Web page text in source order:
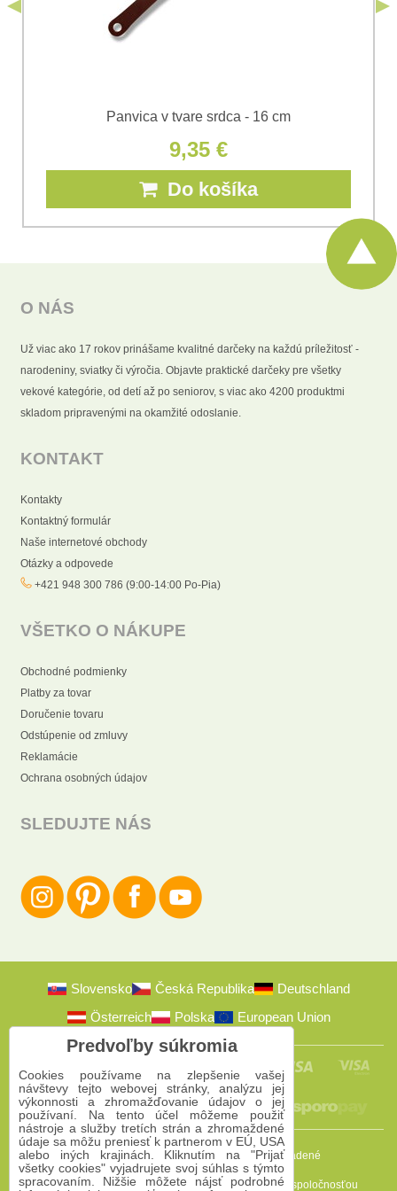
Panvica v tvare srdca - 16 cm
9,35 €
Do košíka
O NÁS
Už viac ako 17 rokov prinášame kvalitné darčeky na každú príležitosť -
narodeniny, sviatky či výročia. Objavte praktické darčeky pre všetky
vekové kategórie, od detí až po seniorov, s viac ako 4200 produktmi
skladom pripravenými na okamžité odoslanie.
KONTAKT
Kontakty
Kontaktný formulár
Naše internetové obchody
Otázky a odpovede
+421 948 300 786 (9:00-14:00 Po-Pia)
VŠETKO O NÁKUPE
Obchodné podmienky
Platby za tovar
Doručenie tovaru
Odstúpenie od zmluvy
Reklamácie
Ochrana osobných údajov
SLEDUJTE NÁS
Slovensko Česká Republika
Deutschland
Österreich
Polska European Union
2009-2026 © Bomba s.r.o.Všetky práva vyhradené
Táto stránka je chránená programom reCAPTCHA a spoločnosťou
Predvoľby súkromia
Cookies používame na zlepšenie vašej
návštevy tejto webovej stránky, analýzu jej
výkonnosti a zhromažďovanie údajov o jej
používaní. Na tento účel môžeme použiť
nástroje a služby tretích strán a zhromaždené
údaje sa môžu preniesť k partnerom v EÚ, USA
alebo iných krajinách. Kliknutím na "Prijať
všetky cookies" vyjadrujete svoj súhlas s týmto
spracovaním. Nižšie môžete nájsť podrobné